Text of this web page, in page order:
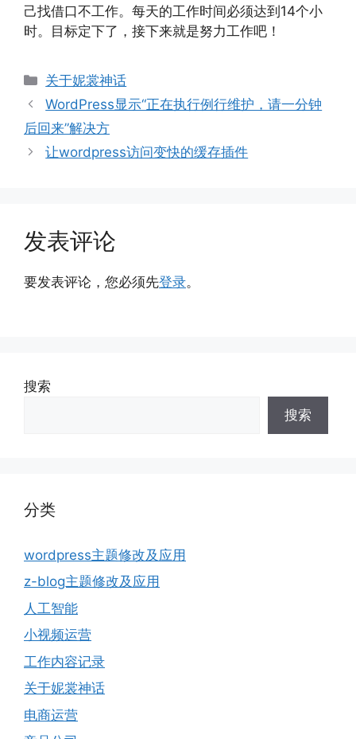
己找借口不工作。每天的工作时间必须达到14个小
时。目标定下了，接下来就是努力工作吧！
分
类
关于妮裳神话
WordPress显示“正在执行例行维护，请一分钟
后回来”解决方
让wordpress访问变快的缓存插件
发表评论
要发表评论，您必须先登录。
搜索
搜索
分类
wordpress主题修改及应用
z-blog主题修改及应用
人工智能
小视频运营
工作内容记录
关于妮裳神话
电商运营